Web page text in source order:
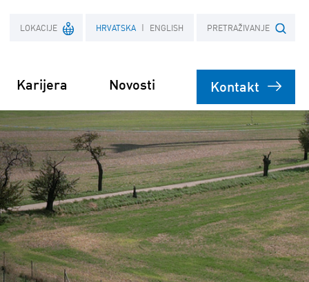
LOKACIJE
Francuska
Poljska
HRVATSKA ENGLISH PRETRAŽIVANJE
Upiši pojam
Karijera Novosti Kontakt